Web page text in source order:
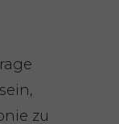
zu